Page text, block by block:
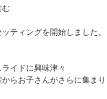
む
ティングを開始しました。
イドに興味津々
らお子さんがさらに集ま